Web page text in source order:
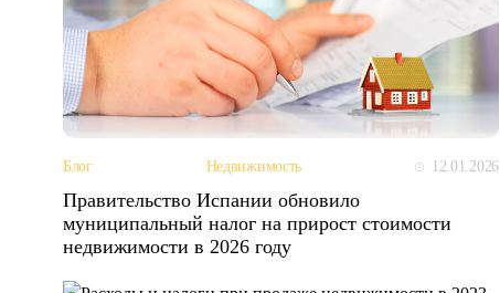
Блог Недвижимость 12.01.2026
Правительство Испании обновило
муниципальный налог на прирост стоимости
недвижимости в 2026 году